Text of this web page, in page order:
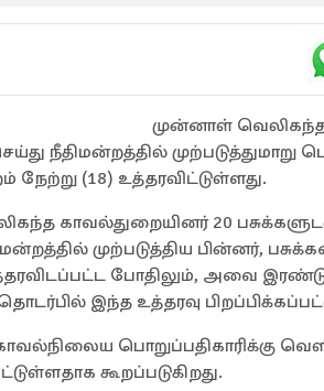
முன்னாள்
நீதிமன்றத்தில்
(18) உத்தரவிட்டுள்ளது.
காவல்துறையினர் 20
முற்படுத்திய பின்னர்,
போதிலும், அவை இரண்டு
இந்த உத்தரவு
பொறுப்பதிகாரிக்கு
கூறப்படுகிறது.